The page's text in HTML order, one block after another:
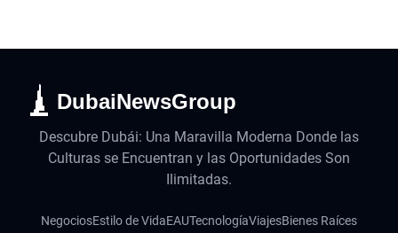
DubaiNewsGroup
Descubre Dubái: Una Maravilla Moderna Donde las
Culturas se Encuentran y las Oportunidades Son
Ilimitadas.
NegociosEstilo de VidaEAUTecnologíaViajesBienes Raíces